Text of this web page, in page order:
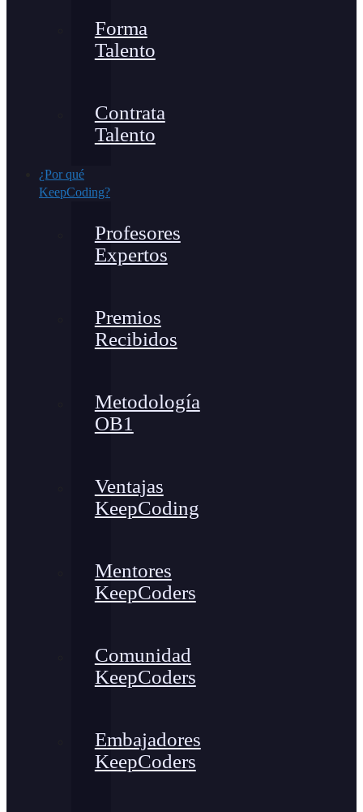
Forma
Talento
Contrata
Talento
¿Por qué
KeepCoding?
Profesores
Expertos
Premios
Recibidos
Metodología
OB1
Ventajas
KeepCoding
Mentores
KeepCoders
Comunidad
KeepCoders
Embajadores
KeepCoders